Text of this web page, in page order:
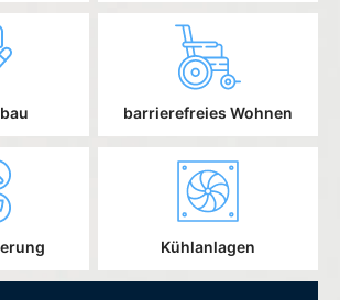
barrierefreies Wohnen
Kühlanlagen